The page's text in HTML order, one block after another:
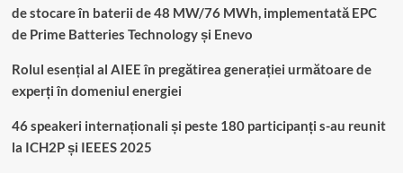
de stocare în baterii de 48 MW/76 MWh, implementată EPC
de Prime Batteries Technology și Enevo
Rolul esențial al AIEE în pregătirea generației următoare de
experți în domeniul energiei
46 speakeri internaționali și peste 180 participanți s-au reunit
la ICH2P și IEEES 2025